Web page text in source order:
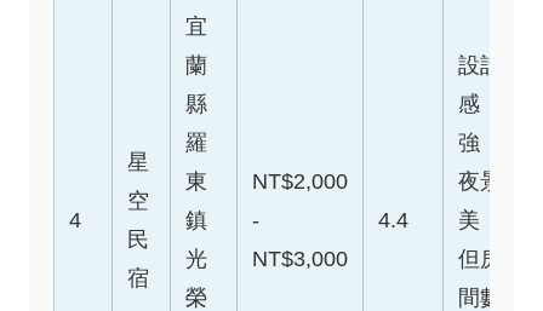
4
星
空
民
宿
宜
蘭
縣
羅
東
鎮
光
榮
NT$2,000
-
NT$3,000
4.4
設計
感
強，
夜景
美，
但房
間數